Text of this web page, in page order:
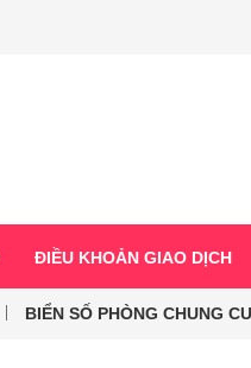
ĐIỀU KHOẢN GIAO DỊCH
BIỂN SỐ PHÒNG CHUNG